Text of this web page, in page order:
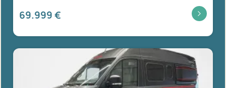
69.999 €